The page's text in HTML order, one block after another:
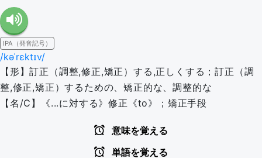
IPA（発音記号）
/kəˈrɛktɪv/
【形】訂正（調整,修正,矯正）する,正しくする；訂正（調
整,修正,矯正）するための、矯正的な、調整的な
【名/C】《...に対する》修正《to》；矯正手段
意味を覚える
単語を覚える